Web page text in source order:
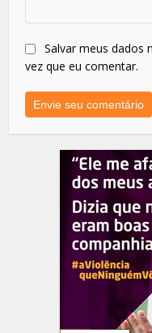
Salvar meus dados
vez que eu comentar.